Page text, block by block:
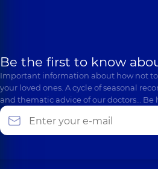
Be the first to know
Important information about how not
your loved ones. A cycle of seasonal
and thematic advice of our doctors… Be